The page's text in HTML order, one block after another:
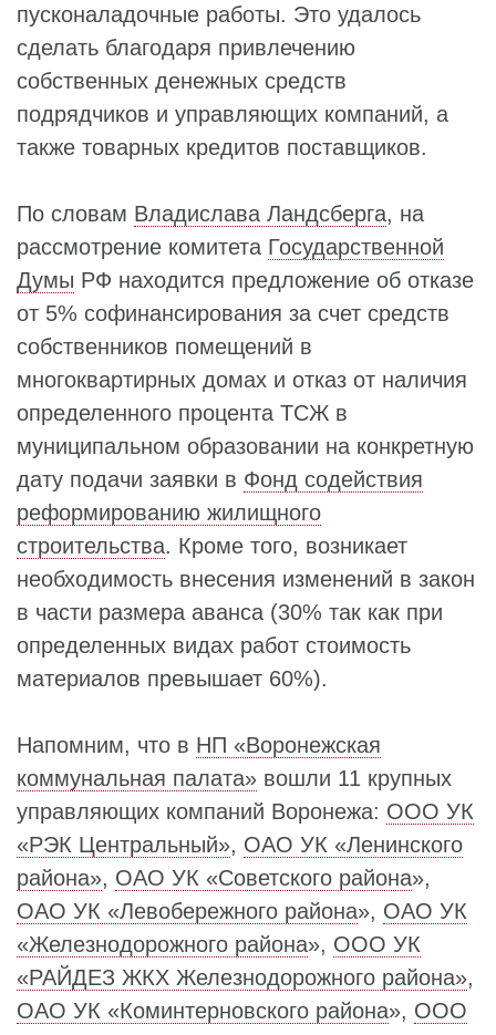
пусконаладочные работы. Это удалось
сделать благодаря привлечению
собственных денежных средств
подрядчиков и управляющих компаний, а
также товарных кредитов поставщиков.
По словам Владислава Ландсберга, на
рассмотрение комитета Государственной
Думы РФ находится предложение об отказе
от 5% софинансирования за счет средств
собственников помещений в
многоквартирных домах и отказ от наличия
определенного процента ТСЖ в
муниципальном образовании на конкретную
дату подачи заявки в Фонд содействия
реформированию жилищного
строительства. Кроме того, возникает
необходимость внесения изменений в закон
в части размера аванса (30% так как при
определенных видах работ стоимость
материалов превышает 60%).
Напомним, что в НП «Воронежская
коммунальная палата» вошли 11 крупных
управляющих компаний Воронежа: ООО УК
«РЭК Центральный», ОАО УК «Ленинского
района», ОАО УК «Советского района»,
ОАО УК «Левобережного района», ОАО УК
«Железнодорожного района», ООО УК
«РАЙДЕЗ ЖКХ Железнодорожного района»,
ОАО УК «Коминтерновского района», ООО